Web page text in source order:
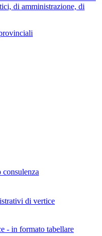
di amministrazione, di
di vertice
- in formato tabellare